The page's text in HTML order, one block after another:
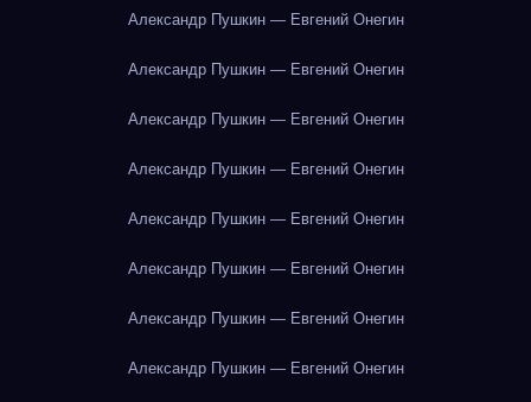
Александр Пушкин — Евгений Онегин
Александр Пушкин — Евгений Онегин
Александр Пушкин — Евгений Онегин
Александр Пушкин — Евгений Онегин
Александр Пушкин — Евгений Онегин
Александр Пушкин — Евгений Онегин
Александр Пушкин — Евгений Онегин
Александр Пушкин — Евгений Онегин